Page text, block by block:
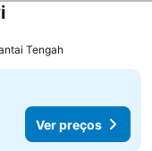
Tengah
Ver preços